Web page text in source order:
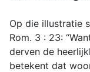
Op die illustratie
Rom. 3 : 23:
derven de
betekent dat